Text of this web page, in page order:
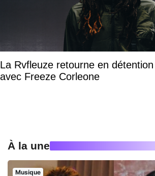
La Rvfleuze retourne en
avec Freeze Corleone
À la une
Musique